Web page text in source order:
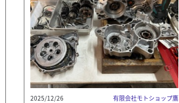
2025/12/26 有限会社モトショップ鷹